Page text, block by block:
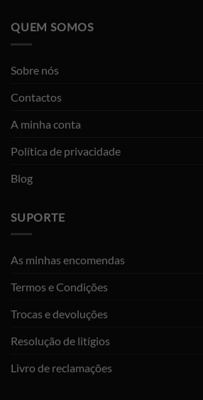
QUEM SOMOS
Sobre nós
Contactos
A minha conta
Política de privacidade
Blog
SUPORTE
As minhas encomendas
Termos e Condições
Trocas e devoluções
Resolução de litígios
Livro de reclamações